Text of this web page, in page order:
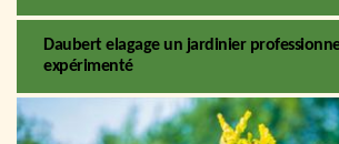
Daubert elagage un jardinier
expérimenté